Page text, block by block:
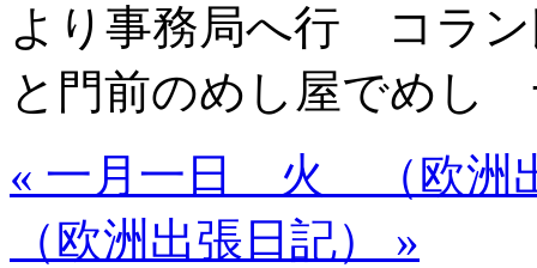
より事務局へ行 コラ
と門前のめし屋でめし
« 一月一日 火 （欧洲
（欧洲出張日記） »